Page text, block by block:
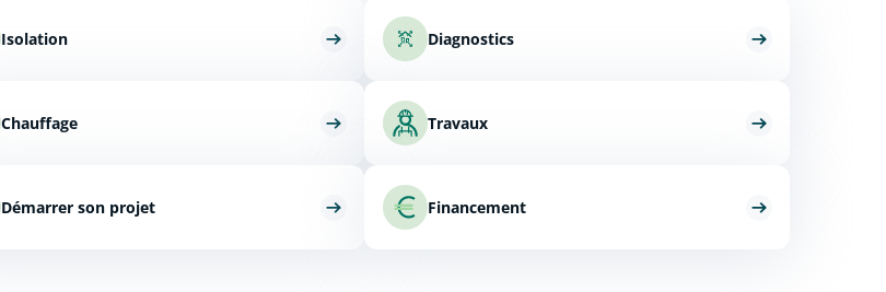
Isolation Diagnostics
Chauffage Travaux
Démarrer son projet Financement